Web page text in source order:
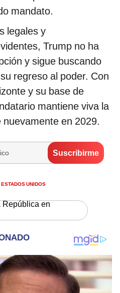
mandato.
legales y
Trump no ha
y sigue buscando
regreso al poder. Con
y su base de
mantiene viva la
en 2029.
ESTADOS UNIDOS
República en